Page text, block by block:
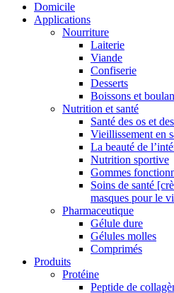
Domicile
Applications
Nourriture
Laiterie
Viande
Confiserie
Desserts
Boissons et
Nutrition et santé
Santé des os et
Vieillissement en
La beauté de
Nutrition sportive
Gommes
Soins de santé
masques pour le
Pharmaceutique
Gélule dure
Gélules molles
Comprimés
Produits
Protéine
Peptide de